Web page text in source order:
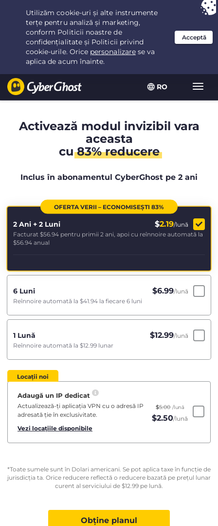
RO
Ai ales:Cea mai bună ofertăpentru 2.1666666666667ani la $
Activează modul invizibil vara
aceasta
cu83% reducere
Inclus în abonamentul CyberGhost pe 2 ani
OFERTA VERII – ECONOMISEȘTI 83%
2 Ani + 2 Luni $2.19/lună
Facturat $56.94 pentru primii 2 ani, apoi cu reînnoire automată la
$56.94 anual
6 Luni $6.99/lună
Reînnoire automată la $41.94 la fiecare 6 luni
1 Lună $12.99/lună
Reînnoire automată la $12.99 lunar
Locații noi
Adaugă un IP dedicat
Actualizează-ți aplicația VPN cu o adresă IP
adresată ție în exclusivitate.
Vezi locațiile disponibile
$5.00 /lună
$2.50/lună
*Toate sumele sunt în Dolari americani. Se pot aplica taxe în funcție de
jurisdicția ta. Orice reducere reflectă o reducere bazată pe prețul lunar
curent al serviciului de $12.99 pe lună.
Obține planul